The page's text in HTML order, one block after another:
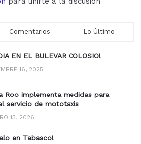
Comentarios Lo Último
EN EL BULEVAR COLOSIO!
16, 2025
Roo implementa medidas para
servicio de mototaxis
13, 2026
en Tabasco!